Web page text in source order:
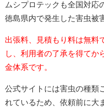
ムシプロテックも全国対応
徳島県内で発生した害虫被
出張料、見積もり料は無料
し、利用者の了承を得てか
金体系です。
公式サイトには害虫の種類
れているため、依頼前に大